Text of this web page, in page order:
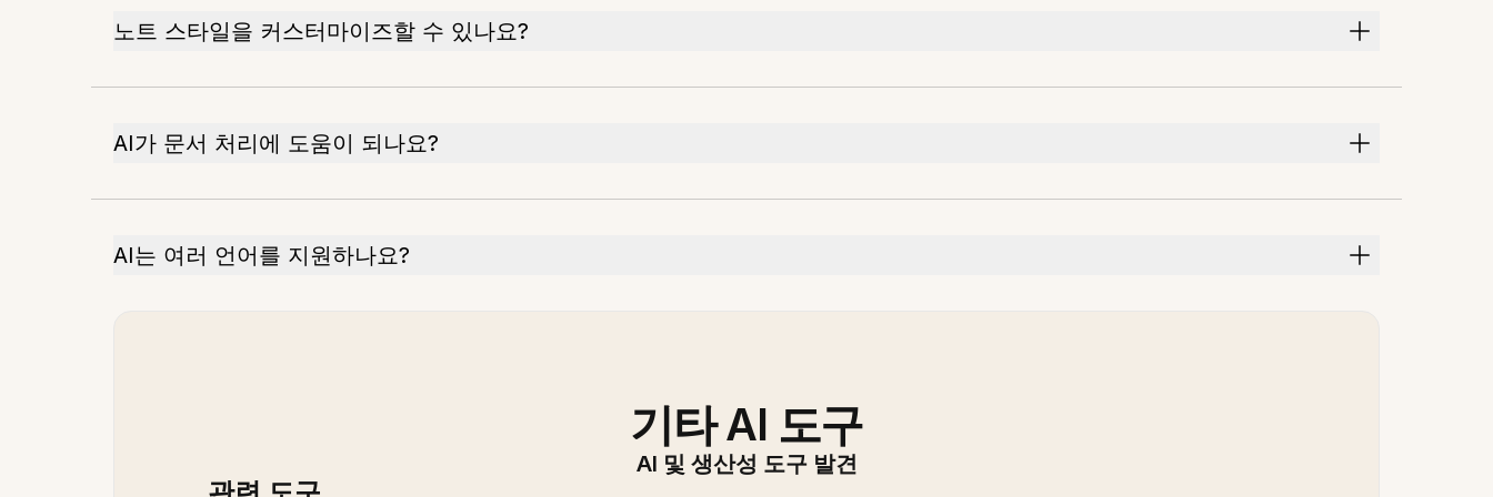
노트 스타일을 커스터마이즈할 수 있나요?
AI가 문서 처리에 도움이 되나요?
AI는 여러 언어를 지원하나요?
기타 AI 도구
AI 및 생산성 도구 발견